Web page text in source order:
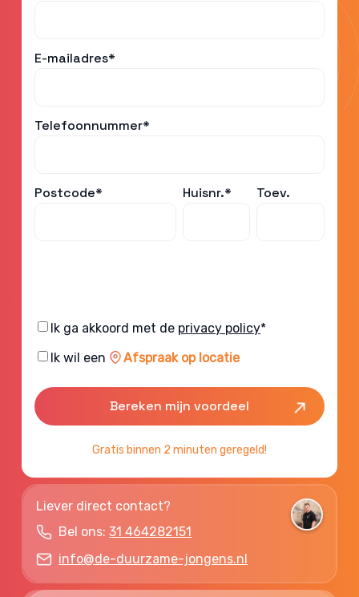
E-mailadres*
Telefoonnummer*
Postcode* Huisnr.* Toev.
Consent
Ik ga akkoord met de privacy policy*
Consent
Ik wil een Afspraak op locatie
Gratis binnen 2 minuten geregeld!
Liever direct contact?
Bel ons:31 464282151
info@de-duurzame-jongens.nl